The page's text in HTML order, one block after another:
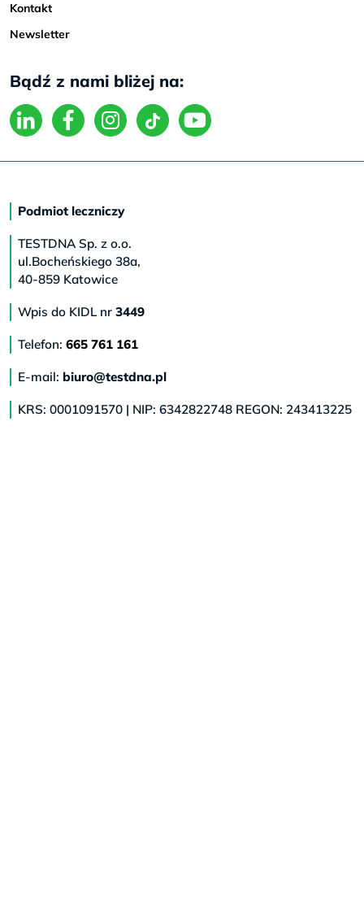
Kontakt
Newsletter
Bądź z nami bliżej na:
Podmiot leczniczy
TESTDNA Sp. z o.o.
ul.Bocheńskiego 38a,
40-859 Katowice
Wpis do KIDL nr 3449
Telefon: 665 761 161
E-mail: biuro@testdna.pl
KRS: 0001091570 | NIP: 6342822748 REGON: 243413225